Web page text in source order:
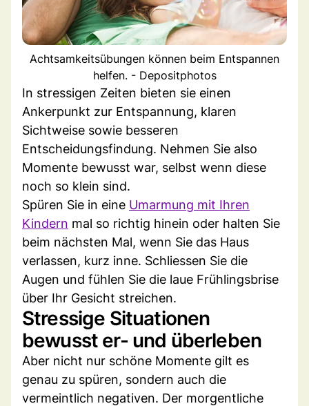
Achtsamkeitsübungen können beim Entspannen
helfen. - Depositphotos
In stressigen Zeiten bieten sie einen
Ankerpunkt zur Entspannung, klaren
Sichtweise sowie besseren
Entscheidungsfindung. Nehmen Sie also
Momente bewusst war, selbst wenn diese
noch so klein sind.
Spüren Sie in eine Umarmung mit Ihren
Kindern mal so richtig hinein oder halten Sie
beim nächsten Mal, wenn Sie das Haus
verlassen, kurz inne. Schliessen Sie die
Augen und fühlen Sie die laue Frühlingsbrise
über Ihr Gesicht streichen.
Stressige Situationen
bewusst er- und überleben
Aber nicht nur schöne Momente gilt es
genau zu spüren, sondern auch die
vermeintlich negativen. Der morgentliche